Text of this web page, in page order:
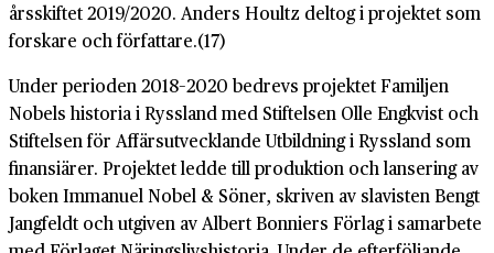
årsskiftet 2019/2020. Anders Houltz deltog i projektet som
forskare och författare.(17)
Under perioden 2018–2020 bedrevs projektet Familjen
Nobels historia i Ryssland med Stiftelsen Olle Engkvist och
Stiftelsen för Affärsutvecklande Utbildning i Ryssland som
finansiärer. Projektet ledde till produktion och lansering av
boken Immanuel Nobel & Söner, skriven av slavisten Bengt
Jangfeldt och utgiven av Albert Bonniers Förlag i samarbete